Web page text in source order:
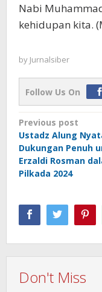
Nabi
kehidupan kita.
by Jurnalsiber
Follow Us On
Post
Previous post
Ustadz Alung
Dukungan Penuh
Erzaldi Rosman
Pilkada 2024
Don't Miss